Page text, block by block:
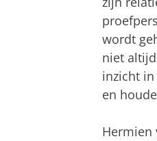
wordt
niet
inzicht
en
Hermien